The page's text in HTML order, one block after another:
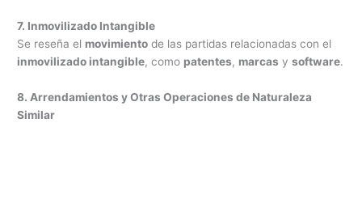
7. Inmovilizado Intangible
Se reseña el movimiento de las partidas relacionadas con el
inmovilizado intangible, como patentes, marcas ysoftware.
8. Arrendamientos y Otras Operaciones de Naturaleza
Similar